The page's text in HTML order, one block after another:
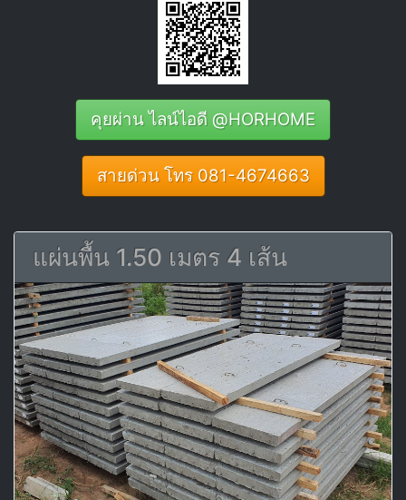
คุยผ่าน ไลน์ไอดี @HORHOME
สายด่วน โทร 081-4674663
แผ่นพื้น 1.50 เมตร 4 เส้น